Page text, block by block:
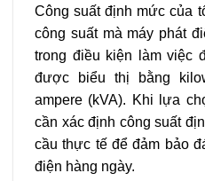
Công suất định mức của
công suất mà máy phát
trong điều kiện làm việc
được biểu thị bằng
ampere (kVA). Khi lựa
cần xác định công suất
cầu thực tế để đảm bảo
điện hàng ngày.